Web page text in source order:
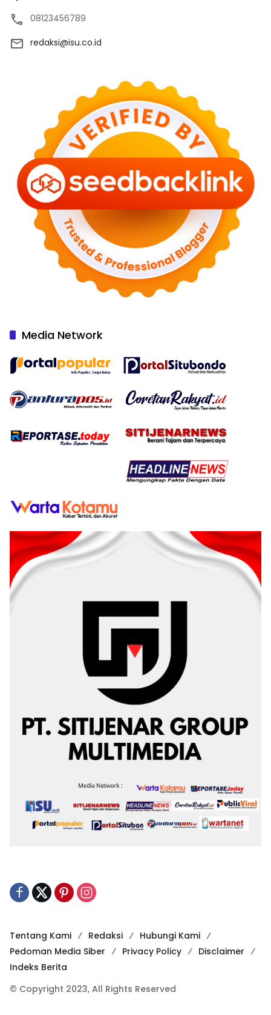
08123456789
redaksi@isu.co.id
Media Network
Tentang Kami Redaksi
Hubungi Kami
Pedoman Media Siber
Privacy Policy
Disclaimer
Indeks Berita
© Copyright 2023, All Rights Reserved